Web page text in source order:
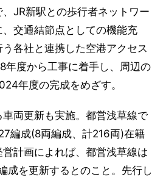
JR新駅との歩行者ネットワー
交通結節点としての機能充
各社と連携した空港アクセス
年度から工事に着手し、周辺の
年度の完成をめざす。
両更新も実施。都営浅草線で
編成(8両編成、計216両)在籍
計画によれば、都営浅草線は
成を更新するとのこと。先行し